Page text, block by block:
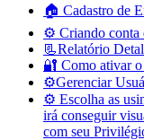
🏠 Cadastro de
⚙️ Criando conta
📃Relatório
🔐 Como ativar
⚙️Gerenciar
⚙️ Escolha as
irá conseguir
com seu